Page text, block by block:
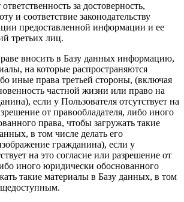
за достоверность,
и соответствие законодательству
предоставленной информации и ее
третьих лиц.
вносить в Базу данных информацию,
на которые распространяются
иные права третьей стороны, (включая
частной жизни или право на
если у Пользователя отсутствует на
от правообладателя, либо иного
права, чтобы загружать такие
в том числе делать его
гражданина), если у
на это согласие или разрешение от
иного юридически обоснованного
такие материалы в Базу данных, в том